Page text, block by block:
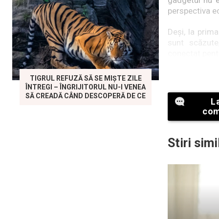
perspectiva
Deși, la
sunt
De
riscul unui
un risc mic
Stiri
TIGRUL REFUZĂ SĂ SE MIȘTE ZILE
ÎNTREGI – ÎNGRIJITORUL NU-I VENEA
SĂ CREADĂ CÂND DESCOPERĂ DE CE